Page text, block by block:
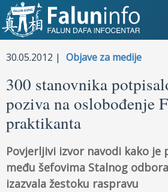
Šta je Falun
Zašto progon?
Objave za
Najnovije vijesti
30.05.2012 | Objave za medije
300 stanovnika
poziva na oslobođenje
praktikanta
Povjerljivi izvor navodi kako je
među šefovima Stalnog
izazvala žestoku raspravu